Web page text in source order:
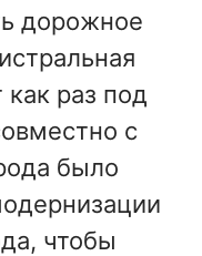
дорожное
как раз под
с
было
чтобы